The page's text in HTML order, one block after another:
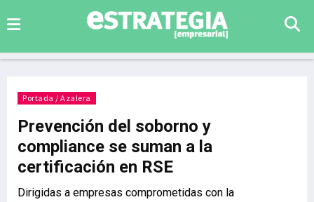
Portada / Azalera
Prevención del soborno y
compliance se suman a la
certificación en RSE
Dirigidas a empresas comprometidas con la